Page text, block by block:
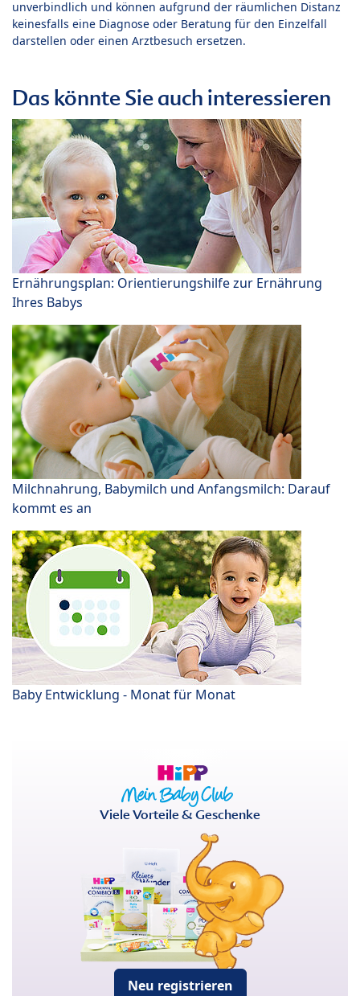
unverbindlich und können aufgrund der räumlichen Distanz
keinesfalls eine Diagnose oder Beratung für den Einzelfall
darstellen oder einen Arztbesuch ersetzen.
Das könnte Sie auch interessieren
Ernährungsplan: Orientierungshilfe zur Ernährung
Ihres Babys
Milchnahrung, Babymilch und Anfangsmilch: Darauf
kommt es an
Baby Entwicklung - Monat für Monat
Viele Vorteile & Geschenke
Neu registrieren